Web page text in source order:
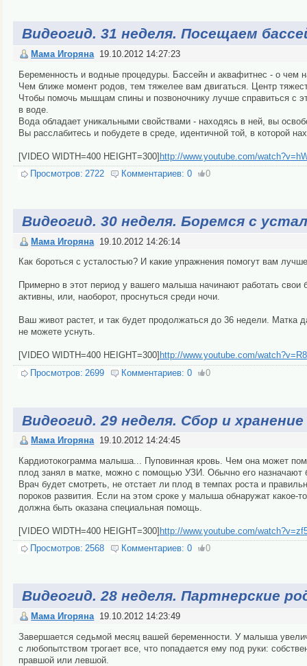
Видеогид. 31 неделя. Посещаем
Мама Игоряна 19.10.2012 14:27:23
Беременность и водные процедуры. Бассейн и аквафитнес - о чем
Чем ближе момент родов, тем тяжелее вам двигаться. Центр
Чтобы помочь мышцам спины и позвоночнику лучше справиться с
в воде.
Вода обладает уникальными свойствами - находясь в ней, вы
Вы расслабитесь и побудете в среде, идентичной той, в которой
[VIDEO WIDTH=400 HEIGHT=300]http://www.youtube.com/
Просмотров: 2722 Комментариев: 0 0
Видеогид. 30 неделя. Боремся с
Мама Игоряна 19.10.2012 14:26:14
Как бороться с усталостью? И какие упражнения помогут вам
Примерно в этот период у вашего малыша начинают работать свои
активны, или, наоборот, проснуться среди ночи.
Ваш живот растет, и так будет продолжаться до 36 недели.
не можете уснуть.
[VIDEO WIDTH=400 HEIGHT=300] http://www.youtube.com/
Просмотров: 2699 Комментариев: 0 0
Видеогид. 29 неделя. Сбор и
Мама Игоряна 19.10.2012 14:24:45
Кардиотокограмма малыша... Пуповинная кровь. Чем она может
плод занял в матке, можно с помощью УЗИ. Обычно его назначают
Врач будет смотреть, не отстает ли плод в темпах роста и
пороков развития. Если на этом сроке у малыша обнаружат
должна быть оказана специальная помощь.
[VIDEO WIDTH=400 HEIGHT=300] http://www.youtube.com/
Просмотров: 2568 Комментариев: 0 0
Видеогид. 28 неделя. Партнерские
Мама Игоряна 19.10.2012 14:23:49
Завершается седьмой месяц вашей беременности. У малыша
с любопытством трогает все, что попадается ему под руки:
правшой или левшой.